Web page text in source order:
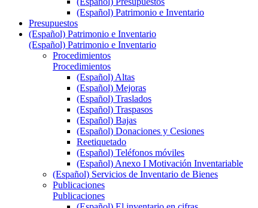
(Español) Patrimonio e Inventario
Presupuestos
(Español) Patrimonio e Inventario
(Español) Patrimonio e Inventario
Procedimientos
Procedimientos
(Español) Altas
(Español) Mejoras
(Español) Traslados
(Español) Traspasos
(Español) Bajas
(Español) Donaciones y Cesiones
Reetiquetado
(Español) Teléfonos móviles
(Español) Anexo I Motivación Inventariable
(Español) Servicios de Inventario de Bienes
Publicaciones
Publicaciones